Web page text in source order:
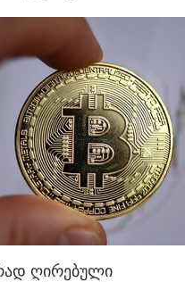
ღირებული